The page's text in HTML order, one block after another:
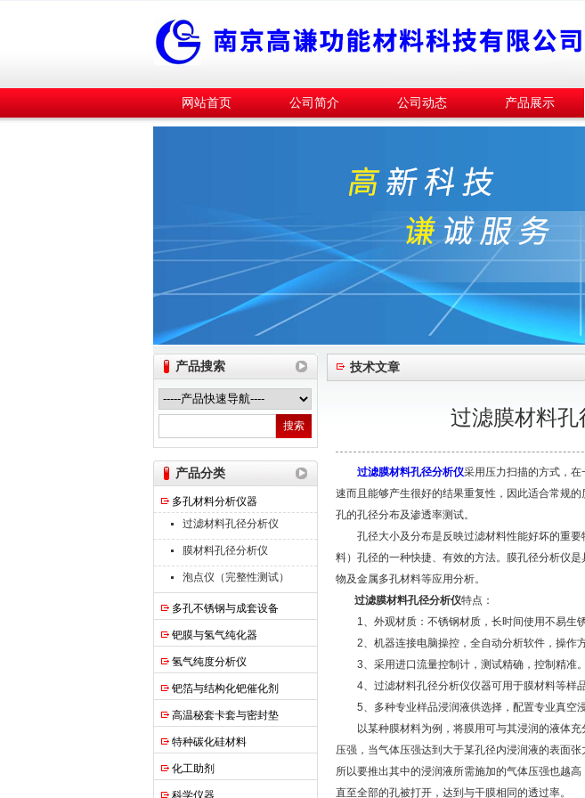
南京高谦功能材料科技有限公司
网站首页 公司简介 公司动态 产品展示
产品搜索
产品分类
多孔材料分析仪器
过滤材料孔径分析仪
膜材料孔径分析仪
泡点仪（完整性测试）
多孔不锈钢与成套设备
钯膜与氢气纯化器
氢气纯度分析仪
钯箔与结构化钯催化剂
高温秘套卡套与密封垫
特种碳化硅材料
化工助剂
科学仪器
技术文章
过滤膜材料
过滤膜材料孔径分析仪采用压力扫描的方式，
速而且能够产生很好的结果重复性，因此适合常规
孔的孔径分布及渗透率测试。
孔径大小及分布是反映过滤材料性能好坏的重要
料）孔径的一种快捷、有效的方法。膜孔径分析仪
物及金属多孔材料等应用分析。
过滤膜材料孔径分析仪特点：
1、外观材质：不锈钢材质，长时间使用不易生锈
2、机器连接电脑操控，全自动分析软件，操作方
3、采用进口流量控制计，测试精确，控制精准。
4、过滤材料孔径分析仪仪器可用于膜材料等样品
5、多种专业样品浸润液供选择，配置专业真空浸
以某种膜材料为例，将膜用可与其浸润的液体充
压强，当气体压强达到大于某孔径内浸润液的表面
所以要推出其中的浸润液所需施加的气体压强也越
直至全部的孔被打开，达到与干膜相同的透过率。